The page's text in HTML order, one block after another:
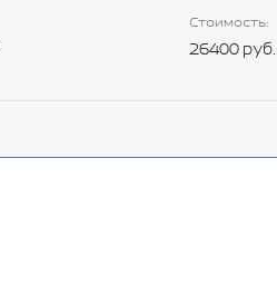
Стоимость:
26400 руб.